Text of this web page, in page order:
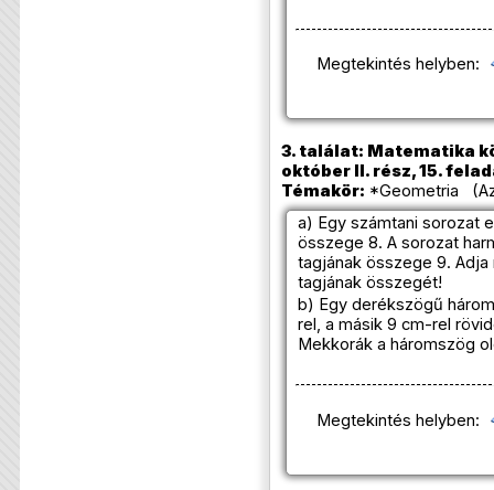
Megtekintés helyben:
3. találat: Matematika
október II. rész, 15.
Témakör: *Geometria
a) Egy számtani sorozat
összege 8. A sorozat
tagjának összege 9.
tagjának összegét!
b) Egy derékszögű
rel, a másik 9 cm-rel
Mekkorák a háromszög
Megtekintés helyben: